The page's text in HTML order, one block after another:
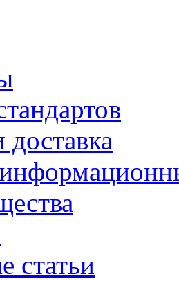
статьи